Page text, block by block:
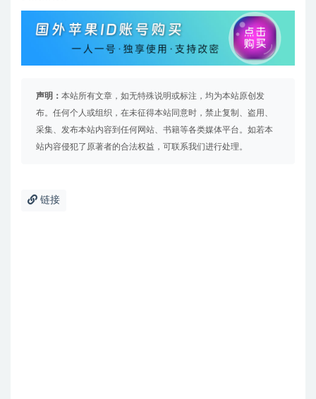
声明： 本站所有文章，如无特殊说明或标注，均为本站原创发
布。任何个人或组织，在未征得本站同意时，禁止复制、盗用、
采集、发布本站内容到任何网站、书籍等各类媒体平台。如若本
站内容侵犯了原著者的合法权益，可联系我们进行处理。
链接